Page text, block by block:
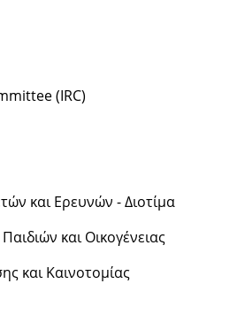
(IRC)
και Ερευνών - Διοτίμα
και Οικογένειας
και Καινοτομίας